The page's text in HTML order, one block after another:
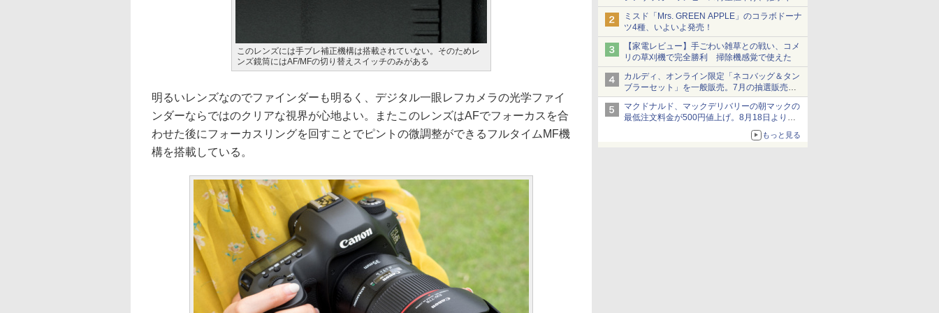
ショーツは1990円に
ミスド「Mrs. GREEN APPLE」のコラボドーナ
ツ4種、いよいよ発売！
【家電レビュー】手ごわい雑草との戦い、コメ
リの草刈機で完全勝利 掃除機感覚で使えた
カルディ、オンライン限定「ネコバッグ＆タン
ブラーセット」を一般販売。7月の抽選販売の
当選無効分
マクドナルド、マックデリバリーの朝マックの
最低注文料金が500円値上げ。8月18日より
もっと見る
このレンズには手ブレ補正機構は搭載されていない。そのためレ
ンズ鏡筒にはAF/MFの切り替えスイッチのみがある
明るいレンズなのでファインダーも明るく、デジタル一眼レフカメラの光学ファイ
ンダーならではのクリアな視界が心地よい。またこのレンズはAFでフォーカスを合
わせた後にフォーカスリングを回すことでピントの微調整ができるフルタイムMF機
構を搭載している。